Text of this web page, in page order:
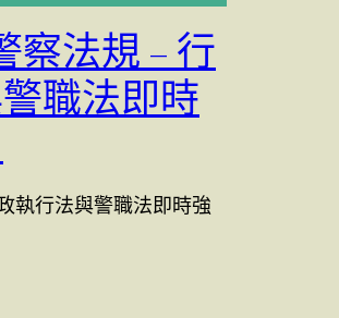
察法規 – 行
職法即時
執行法與警職法即時強